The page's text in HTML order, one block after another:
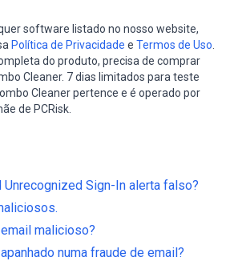
software listado no nosso website,
Política de Privacidade e Termos de Uso
do produto, precisa de comprar
Cleaner. 7 dias limitados para teste
Cleaner pertence e é operado por
de PCRisk.
Unrecognized Sign-In alerta falso?
malicioso?
numa fraude de email?